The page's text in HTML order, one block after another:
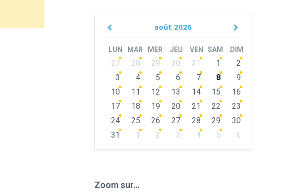
août 2026
Previous
Next
LUN MAR MER JEU VEN SAM DIM
Skip
calendar
days
27 28 29 30 31 1
2
3
4 5 6 7 8
9
10
11 12 13 14 15
16
17
18 19 20 21 22
23
24
25 26 27 28 29
30
31
1 2 3 4 5
6
Zoom sur…